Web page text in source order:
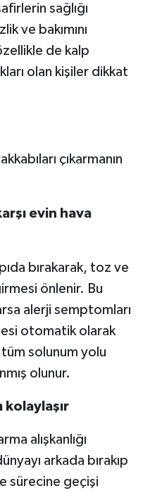
sağlığı
ve bakımını
de kalp
olan kişiler dikkat
çıkarmanın
evin hava
bırakarak, toz ve
önlenir. Bu
alerji semptomları
otomatik olarak
solunum yolu
olunur.
kolaylaşır
alışkanlığı
arkada bırakıp
sürecine geçişi